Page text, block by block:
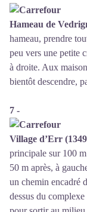
Hameau de
hameau, prendre
peu vers une petite
à droite. Aux
bientôt descendre,
7 -
Village d’Err
principale sur 100
50 m après, à
un chemin encadré
dessus du